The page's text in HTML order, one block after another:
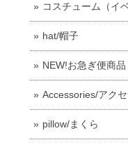
コスチューム（イ
hat/帽子
NEW!お急ぎ便商品
Accessories/アク
pillow/まくら